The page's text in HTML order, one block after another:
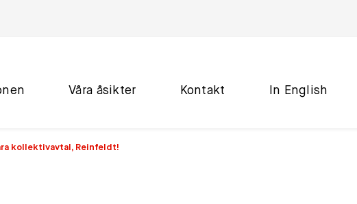
Våra åsikter Kontakt In English
kollektivavtal, Reinfeldt!